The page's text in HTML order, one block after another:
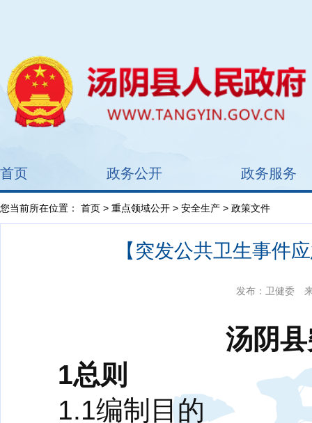
首页 政务公开 政务服务
您当前所在位置： 首页 > 重点领域公开 > 安全生产 > 政策文件
【突发公共卫生事件
发布：卫健委
汤阴
1总则
1.1编制目的